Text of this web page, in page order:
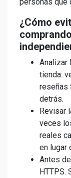
¿Cómo
Analizar
tienda:
reseñas
detrás.
Revisar
veces
reales
en lugar
Antes
HTTPS.